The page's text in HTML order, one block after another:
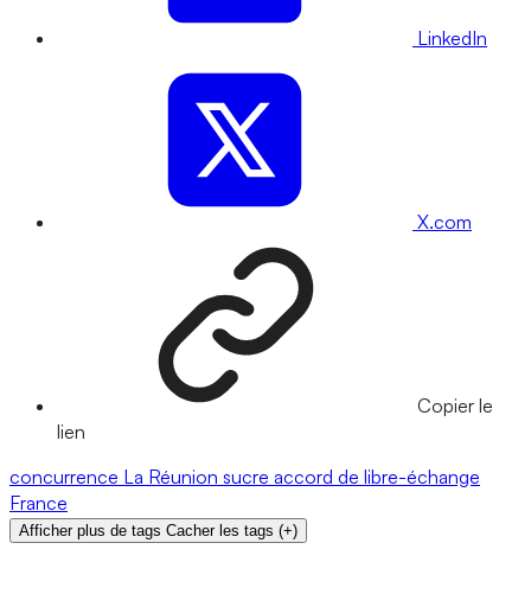
LinkedIn
X.com
Copier le
lien
concurrence La Réunion sucre accord de libre-échange
France
Afficher plus de tags Cacher les tags (+)